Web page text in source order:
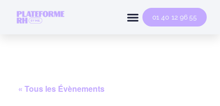
01 40 12 96 55
« Tous les Évènements